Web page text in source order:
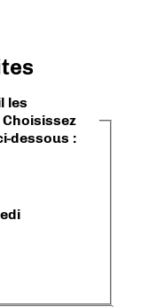
les
dessous :